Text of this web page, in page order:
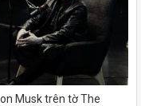
Musk trên tờ The